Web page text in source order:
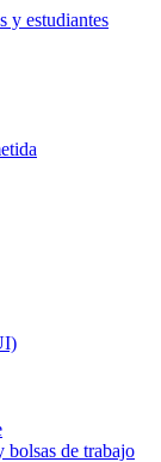
y estudiantes
bolsas de trabajo